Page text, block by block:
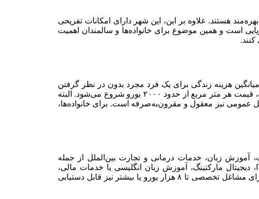
هستند. علاوه بر این، این شهر دارای امکانات تفریحی
است و همین موضوع برای خانواده‌ها و سالمندان اهمیت
هزینه زندگی برای یک فرد مجرد بدون در نظر گرفتن
اجاره مسکن، در حدود ۱۰۰۰ یورو در ماه تخمین زده می‌شود. هزینه اجاره آپارتمان کوچک حدود ۷۰۰ یورو است و برای خرید ملک، قیمت هر متر مربع از حدود ۲۰۰۰ یورو شروع می‌شود. البته
عمومی نیز معقول و مقرون‌به‌صرفه است. برای خانواده‌ها،
آموزش زبان، خدمات درمانی و تجارت بین‌الملل از جمله
زمینه‌هایی هستند که در این شهر فرصت‌های شغلی خوبی دارند. افرادی که مهارت‌های تخصصی دارند، به‌ویژه در زمینه‌های IT، دیجیتال مارکتینگ، آموزش زبان انگلیسی یا خدمات مالی،
می‌توانند به‌راحتی در این شهر مشغول به کار شوند. متوسط درآمد ماهیانه از ۲ هزار یورو برای مشاغل ساده شروع می‌شود و برای مشاغل تخصصی تا ۸ هزار یورو یا بیشتر نیز قابل دستیابی